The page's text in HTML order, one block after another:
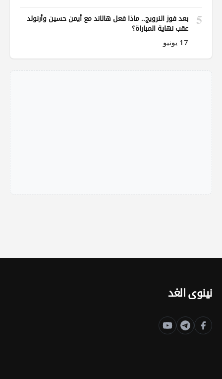
5
بعد فوز النرويج.. ماذا فعل هالاند مع أيمن حسين وأرنولد
عقب نهاية المباراة؟
17 يونيو
نينوى الغد